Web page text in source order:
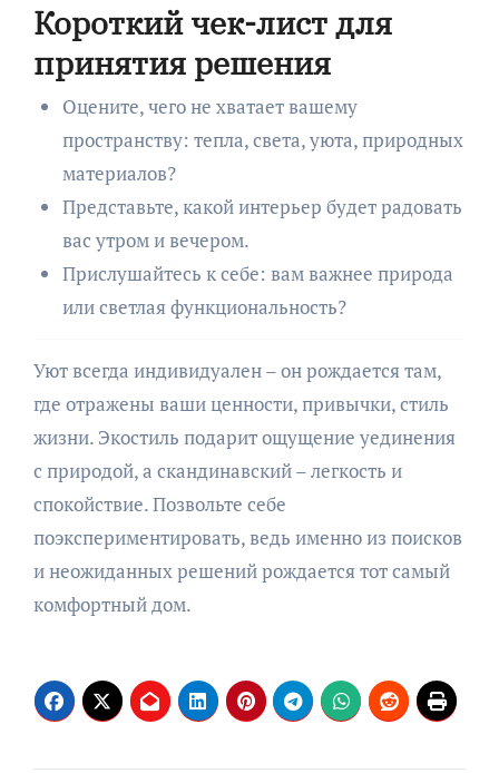
Короткий чек-лист для
принятия решения
Оцените, чего не хватает вашему
пространству: тепла, света, уюта, природных
материалов?
Представьте, какой интерьер будет радовать
вас утром и вечером.
Прислушайтесь к себе: вам важнее природа
или светлая функциональность?
Уют всегда индивидуален – он рождается там,
где отражены ваши ценности, привычки, стиль
жизни. Экостиль подарит ощущение уединения
с природой, а скандинавский – легкость и
спокойствие. Позвольте себе
поэкспериментировать, ведь именно из поисков
и неожиданных решений рождается тот самый
комфортный дом.